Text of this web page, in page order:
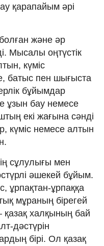
қарапайым әрі
және әр
Мысалы оңтүстік
күміс
батыс пен шығыста
бұйымдар
ұзын бау немесе
екі жағына сәнді
күміс немесе алтын
сұлулығы мен
әшекей бұйым.
ұрпақтан-ұрпаққа
мұраның бірегей
қазақ халқының бай
дәстүрін
бірі. Ол қазақ